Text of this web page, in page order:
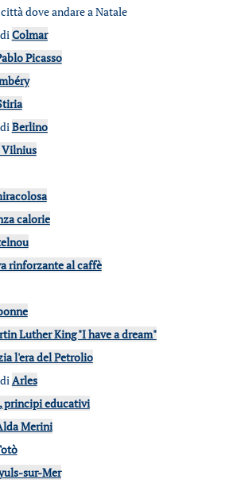
dove andare a Natale
Colmar
Picasso
Berlino
Vilnius
calorie
rinforzante al caffè
Luther King "I have a dream"
l'era del Petrolio
Arles
principi educativi
Merini
sur-Mer